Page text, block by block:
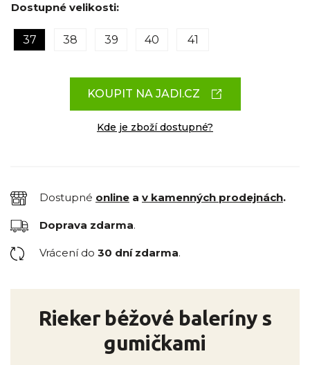
Dostupné velikosti:
37 38 39 40 41
KOUPIT NA JADI.CZ
Kde je zboží dostupné?
Dostupné online a v kamenných prodejnách.
Doprava zdarma.
Vrácení do 30 dní zdarma.
Rieker béžové baleríny s
gumičkami